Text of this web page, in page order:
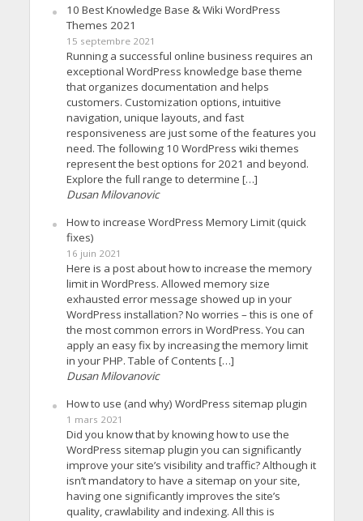
10 Best Knowledge Base & Wiki WordPress
Themes 2021
15 septembre 2021
Running a successful online business requires an
exceptional WordPress knowledge base theme
that organizes documentation and helps
customers. Customization options, intuitive
navigation, unique layouts, and fast
responsiveness are just some of the features you
need. The following 10 WordPress wiki themes
represent the best options for 2021 and beyond.
Explore the full range to determine […]
Dusan Milovanovic
How to increase WordPress Memory Limit (quick
fixes)
16 juin 2021
Here is a post about how to increase the memory
limit in WordPress. Allowed memory size
exhausted error message showed up in your
WordPress installation? No worries – this is one of
the most common errors in WordPress. You can
apply an easy fix by increasing the memory limit
in your PHP. Table of Contents […]
Dusan Milovanovic
How to use (and why) WordPress sitemap plugin
1 mars 2021
Did you know that by knowing how to use the
WordPress sitemap plugin you can significantly
improve your site’s visibility and traffic? Although it
isn’t mandatory to have a sitemap on your site,
having one significantly improves the site’s
quality, crawlability and indexing. All this is